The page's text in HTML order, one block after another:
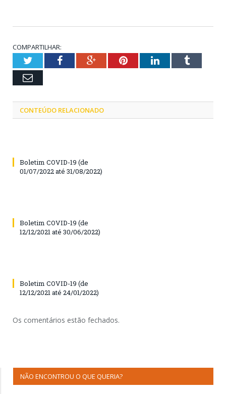
COMPARTILHAR:
TwitterFacebookGoogle+PinterestLinkedInTumblr
Email
CONTEÚDO RELACIONADO
Boletim COVID-19 (de
01/07/2022 até 31/08/2022)
Boletim COVID-19 (de
12/12/2021 até 30/06/2022)
Boletim COVID-19 (de
12/12/2021 até 24/01/2022)
Os comentários estão fechados.
NÃO ENCONTROU O QUE QUERIA?